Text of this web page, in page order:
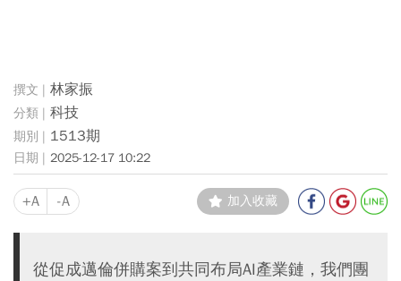
林家振
科技
1513期
2025-12-17 10:22
+A -A 加入收藏
從促成邁倫併購案到共同布局AI產業鏈，我們團